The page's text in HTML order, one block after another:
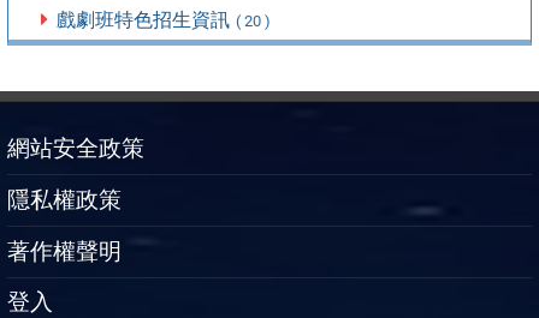
戲劇班特色招生資訊 ( 20 )
網站安全政策
隱私權政策
著作權聲明
登入